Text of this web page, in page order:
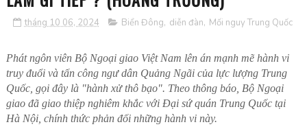
tháng 10 06, 2024 Biển Đông, diễn đàn, Mối nguy Trung Quốc
Phát ngôn viên Bộ Ngoại giao Việt Nam lên án mạnh mẽ hành vi
truy đuổi và tấn công ngư dân Quảng Ngãi của lực lượng Trung
Quốc, gọi đây là "hành xử thô bạo". Theo thông báo, Bộ Ngoại
giao đã giao thiệp nghiêm khắc với Đại sứ quán Trung Quốc tại
Hà Nội, chính thức phản đối những hành vi này.